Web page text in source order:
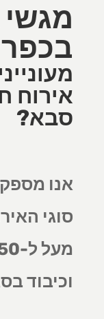
מגשי
אירוח
סבא?
אנו
סוגי
וכיבוד